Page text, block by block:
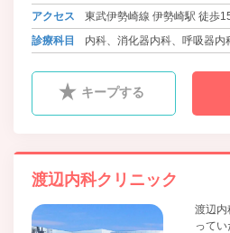
です。
関連施
1から
てみま
アクセス
東武伊勢崎線 伊勢崎駅 徒歩
診療科目
内科、消化器内科、呼吸器内
キープする
渡辺内科クリニック
渡辺内
って